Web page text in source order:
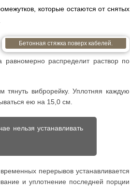
которые остаются от снятых
Бетонная стяжка поверх кабелей.
равномерно распределит раствор по
виброрейку. Уплотняя каждую
ею на 15,0 см.
нельзя устанавливать
перерывов устанавливается
и уплотнение последней порции